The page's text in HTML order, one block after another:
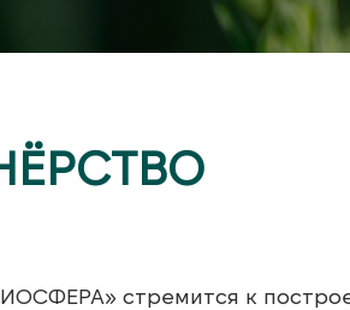
стремится к